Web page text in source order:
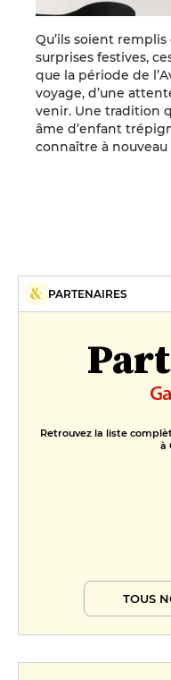
Qu’ils soient
surprises festives,
que la période de
voyage, d’une
venir. Une tradition
âme d’enfant
connaître à
PARTENAIRES
Retrouvez la liste
à
TOUS